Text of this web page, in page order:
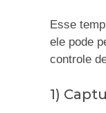
Esse
ele pode
controle
1)